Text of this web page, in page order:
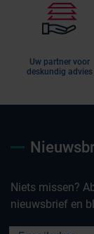
Uw partner voor
deskundig advies
Niets missen?
nieuwsbrief en